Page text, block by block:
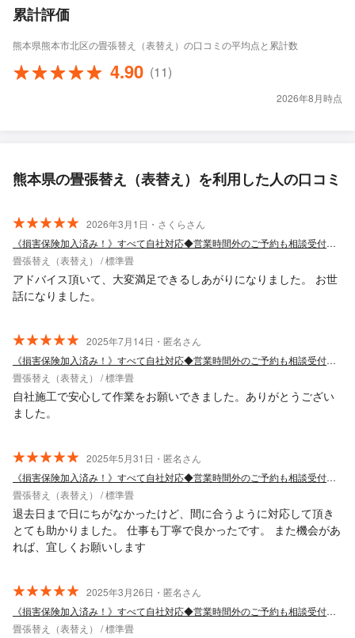
累計評価
熊本県熊本市北区の畳張替え（表替え）の口コミの平均点と累計数
4.90 (11)
2026年8月時点
熊本県の畳張替え（表替え）を利用した人の口コミ
2026年3月1日・さくらさん
《損害保険加入済み！》すべて自社対応◆営業時間外のご予約も相談受付中◆
畳張替え（表替え） / 標準畳
アドバイス頂いて、大変満足できるしあがりになりました。 お世
話になりました。
2025年7月14日・匿名さん
《損害保険加入済み！》すべて自社対応◆営業時間外のご予約も相談受付中◆
畳張替え（表替え） / 標準畳
自社施工で安心して作業をお願いできました。ありがとうござい
ました。
2025年5月31日・匿名さん
《損害保険加入済み！》すべて自社対応◆営業時間外のご予約も相談受付中◆
畳張替え（表替え） / 標準畳
退去日まで日にちがなかったけど、間に合うように対応して頂き
とても助かりました。 仕事も丁寧で良かったです。 また機会があ
れば、宜しくお願いします
2025年3月26日・匿名さん
《損害保険加入済み！》すべて自社対応◆営業時間外のご予約も相談受付中◆
畳張替え（表替え） / 標準畳